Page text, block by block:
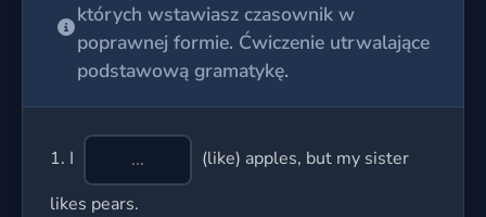
których wstawiasz czasownik w
poprawnej formie. Ćwiczenie utrwalające
podstawową gramatykę.
1. I
(like) apples, but my sister
likes pears.